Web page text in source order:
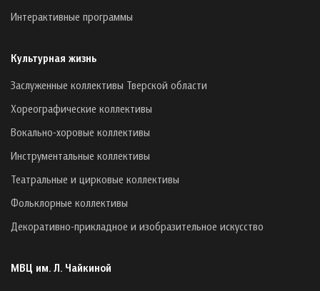
Интерактивные программы
Культурная жизнь
Заслуженные коллективы Тверской области
Хореографические коллективы
Вокально-хоровые коллективы
Инструментальные коллективы
Театральные и цирковые коллективы
Фольклорные коллективы
Декоративно-прикладное и изобразительное искусство
МВЦ им. Л. Чайкиной